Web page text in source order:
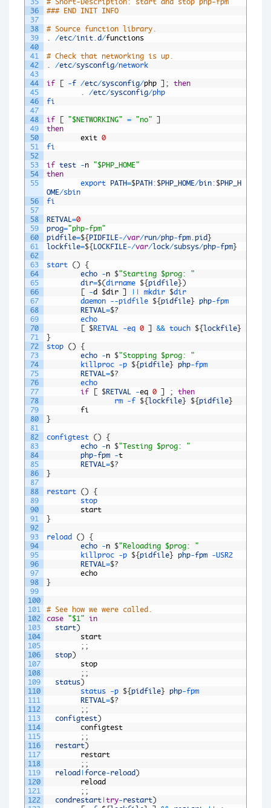
36
37
38
39
40
41
42
43
44
45
46
47
48
49
50
51
52
53
54
55
56
57
58
59
60
61
62
63
64
65
66
67
68
69
70
71
72
73
74
75
76
77
78
79
80
81
82
83
84
85
86
87
88
89
90
91
92
93
94
95
96
97
98
99
100
101
102
103
104
105
106
107
108
109
110
111
112
113
114
115
116
117
118
119
120
121
122
### END INIT INFO
# Source function library.
/etc/init d/functions
# Check that networking is up.
/etc/sysconfig/network
if
[ -f /etc/sysconfig/php ] ; then
/etc/sysconfig/php
fi
if
[ "$NETWORKING" = "no" ]
then
exit 0
fi
if test -n "$PHP_HOME"
then
export PATH=$PATH: $PHP_HOME/bin: $PHP_H
OME/sbin
fi
RETVAL =0
prog="php-fpm"
pidfile=${PIDFILE-/var/run/php-fpm pid}
lockfile=${LOCKFILE-/var/lock/subsys/php-fpm}
start () {
echo -n $"Starting $prog: "
dir=$(dirname ${pidfile})
[ -d $dir ] || mkdir $dir
daemon --pidfile ${pidfile} php-fpm
RETVAL =$?
echo
[ $RETVAL -eq 0 ] && touch ${lockfile}
}
stop () {
echo -n $"Stopping $prog: "
killproc -p ${pidfile} php-fpm
RETVAL =$?
echo
if
[ $RETVAL -eq 0 ] ; then
rm -f ${lockfile} ${pidfile}
fi
}
configtest () {
echo -n $"Testing $prog: "
php-fpm -t
RETVAL =$?
}
restart () {
stop
start
}
reload () {
echo -n $"Reloading $prog: "
killproc -p ${pidfile} php-fpm -USR2
RETVAL =$?
echo
}
# See how we were called.
case "$1" in
start)
start
; ;
stop)
stop
; ;
status)
status -p ${pidfile} php-fpm
RETVAL =$?
; ;
configtest)
configtest
; ;
restart)
restart
; ;
reload | force-reload)
reload
; ;
condrestart | try-restart)